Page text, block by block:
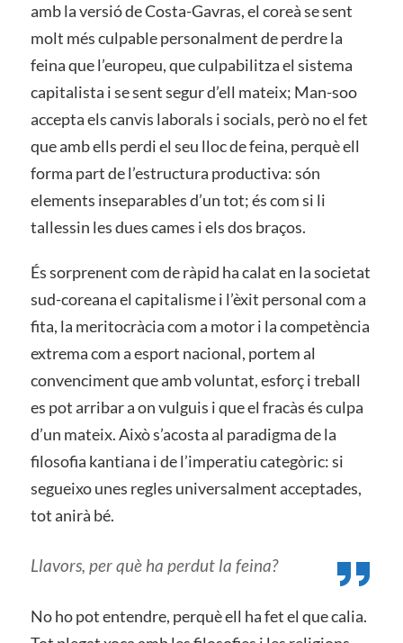
amb la versió de Costa-Gavras, el coreà se sent
molt més culpable personalment de perdre la
feina que l’europeu, que culpabilitza el sistema
capitalista i se sent segur d’ell mateix; Man-soo
accepta els canvis laborals i socials, però no el fet
que amb ells perdi el seu lloc de feina, perquè ell
forma part de l’estructura productiva: són
elements inseparables d’un tot; és com si li
tallessin les dues cames i els dos braços.
És sorprenent com de ràpid ha calat en la societat
sud-coreana el capitalisme i l’èxit personal com a
fita, la meritocràcia com a motor i la competència
extrema com a esport nacional, portem al
convenciment que amb voluntat, esforç i treball
es pot arribar a on vulguis i que el fracàs és culpa
d’un mateix. Això s’acosta al paradigma de la
filosofia kantiana i de l’imperatiu categòric: si
segueixo unes regles universalment acceptades,
tot anirà bé.
Llavors, per què ha perdut la feina?
No ho pot entendre, perquè ell ha fet el que calia.